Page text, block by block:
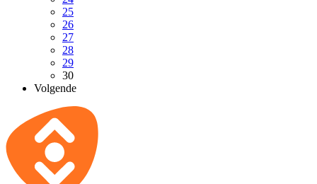
25
26
27
28
29
30
Volgende